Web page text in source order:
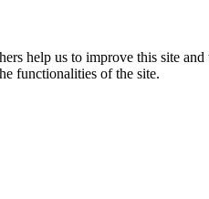
help us to improve this site
functionalities of the site.